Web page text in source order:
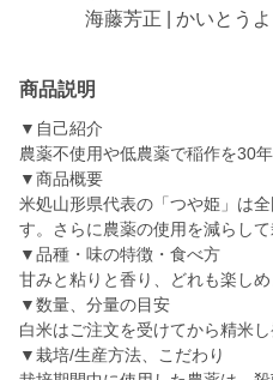
海藤芳正 | かいとう
商品説明
▼自己紹介
農薬不使用や低農薬で稲作を30年
▼商品概要
米処山形県代表の「つや姫」は
す。さらに農薬の使用を減らして
▼品種・味の特徴・食べ方
甘みと粘りと香り、どれも楽しめ
▼数量、分量の目安
白米はご注文を受けてから精米し
▼栽培/生産方法、こだわり